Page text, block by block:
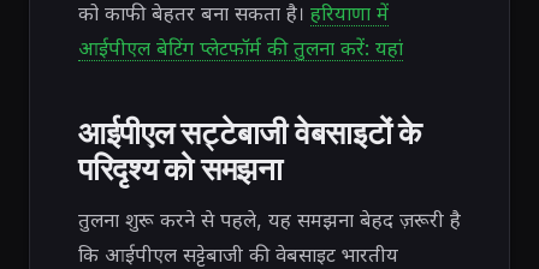
को काफी बेहतर बना सकता है। हरियाणा में
आईपीएल बेटिंग प्लेटफॉर्म की तुलना करें: यहां
आईपीएल सट्टेबाजी वेबसाइटों के
परिदृश्य को समझना
तुलना शुरू करने से पहले, यह समझना बेहद ज़रूरी है
कि आईपीएल सट्टेबाजी की वेबसाइट भारतीय